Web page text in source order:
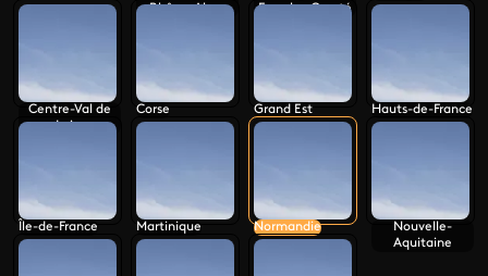
Rhône-Alpes
Franche-Comté
Centre-Val de
Loire
Corse Grand Est Hauts-de-France
Île-de-France Martinique Normandie
Nouvelle-
Aquitaine